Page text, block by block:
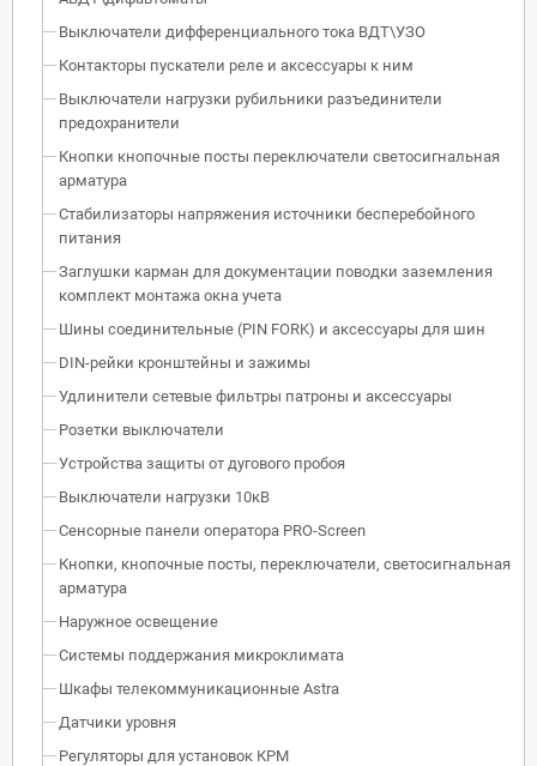
Выключатели дифференциального тока ВДТ\УЗО
Контакторы пускатели реле и аксессуары к ним
Выключатели нагрузки рубильники разъединители
предохранители
Кнопки кнопочные посты переключатели светосигнальная
арматура
Стабилизаторы напряжения источники бесперебойного
питания
Заглушки карман для документации поводки заземления
комплект монтажа окна учета
Шины соединительные (PIN FORK) и аксессуары для шин
DIN-рейки кронштейны и зажимы
Удлинители сетевые фильтры патроны и аксессуары
Розетки выключатели
Устройства защиты от дугового пробоя
Выключатели нагрузки 10кВ
Сенсорные панели оператора PRO-Screen
Кнопки, кнопочные посты, переключатели, светосигнальная
арматура
Наружное освещение
Системы поддержания микроклимата
Шкафы телекоммуникационные Astra
Датчики уровня
Регуляторы для установок КРМ